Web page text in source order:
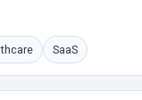
SaaS